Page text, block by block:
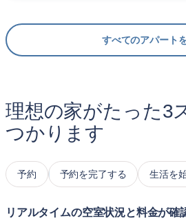
すべてのアパート
理想の家がたった3
つかります
予約 予約を完了する 生活を
リアルタイムの空室状況と料金が確